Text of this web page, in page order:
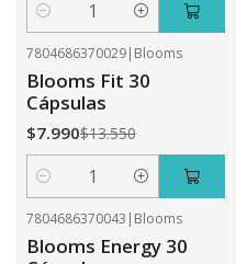
Cantidad
7804686370029| Blooms
Blooms Fit 30
Cápsulas
$7.990$13.550
Cantidad
7804686370043 | Blooms
Blooms Energy 30